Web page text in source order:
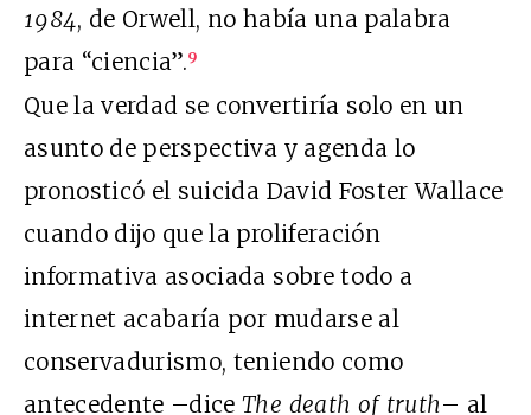
1984, de Orwell, no había una palabra
para “ciencia”.9
Que la verdad se convertiría solo en un
asunto de perspectiva y agenda lo
pronosticó el suicida David Foster Wallace
cuando dijo que la proliferación
informativa asociada sobre todo a
internet acabaría por mudarse al
conservadurismo, teniendo como
antecedente –diceThe death of truth– al